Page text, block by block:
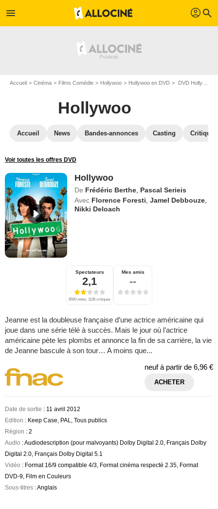
menu profil search
Accueil Cinéma Films Comédie Hollywoo Hollywoo en DVD DVD Hollywoo
Hollywoo
Accueil News Bandes-annonces Casting
Voir toutes les offres DVD
Hollywoo
De Frédéric Berthe Pascal Serieis
Avec Florence Foresti ,Jamel Debbouze
Nikki Deloach
Spectateurs
2,1
8500 notes, 1136 critiques
Mes amis
--
Jeanne est la doubleuse française d’une actrice américaine qui
joue dans une série télé à succès. Mais le jour où l’actrice
américaine pète les plombs et annonce la fin de sa carrière, la vie
de Jeanne bascule à son tour… A moins que...
neuf à partir de 6,96 €
ACHETER
Date de sortie : 11 avril 2012
Edition : Keep Case, PAL, Tous publics
Région : 2
Audio : Audiodescription (pour malvoyants) Dolby Digital 2.0, Français Dolby
Digital 2.0, Français Dolby Digital 5.1
Vidéo : Format 16/9 compatible 4/3, Format cinéma respecté 2.35, Format
DVD-9, Film en Couleurs
Sous-titres : Anglais